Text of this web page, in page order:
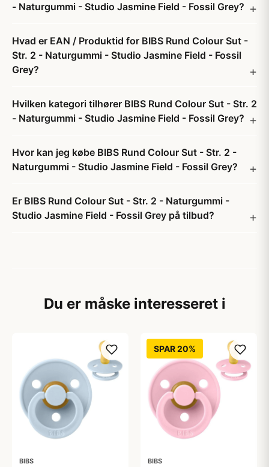
- Naturgummi - Studio Jasmine Field - Fossil Grey?
Hvad er EAN / Produktid for BIBS Rund Colour Sut -
Str. 2 - Naturgummi - Studio Jasmine Field - Fossil
Grey?
Hvilken kategori tilhører BIBS Rund Colour Sut - Str. 2
- Naturgummi - Studio Jasmine Field - Fossil Grey?
Hvor kan jeg købe BIBS Rund Colour Sut - Str. 2 -
Naturgummi - Studio Jasmine Field - Fossil Grey?
Er BIBS Rund Colour Sut - Str. 2 - Naturgummi -
Studio Jasmine Field - Fossil Grey på tilbud?
Du er måske interesseret i
BIBS
SPAR 20%
BIBS